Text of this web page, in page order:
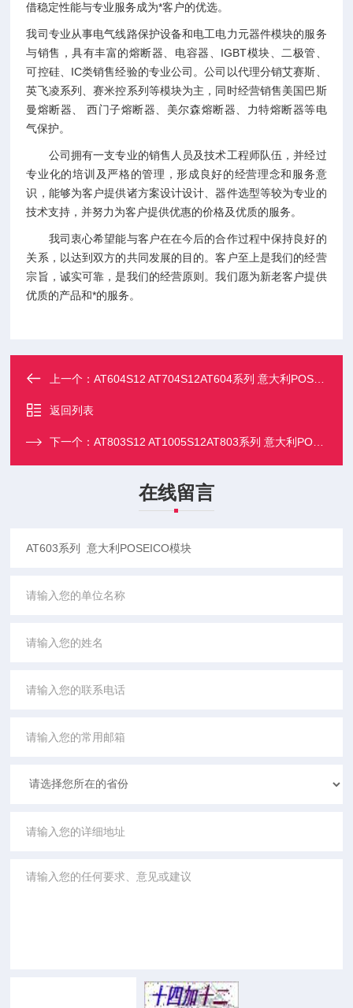
借稳定性能与专业服务成为*客户的优选。
我司专业从事电气线路保护设备和电工电力元器件模块的服务
与销售，具有丰富的熔断器、电容器、IGBT模块、二极管、
可控硅、IC类销售经验的专业公司。公司以代理分销艾赛斯、
英飞凌系列、赛米控系列等模块为主，同时经营销售美国巴斯
曼熔断器、 西门子熔断器、美尔森熔断器、力特熔断器等电
气保护。
公司拥有一支专业的销售人员及技术工程师队伍，并经过
专业化的培训及严格的管理，形成良好的经营理念和服务意
识，能够为客户提供诸方案设计设计、器件选型等较为专业的
技术支持，并努力为客户提供优惠的价格及优质的服务。
我司衷心希望能与客户在在今后的合作过程中保持良好的
关系，以达到双方的共同发展的目的。客户至上是我们的经营
宗旨，诚实可靠，是我们的经营原则。我们愿为新老客户提供
优质的产品和*的服务。
上一个：AT604S12 AT704S12AT604系列 意大利POSEICO模块
返回列表
下一个：AT803S12 AT1005S12AT803系列 意大利POSEICO模块
在线留言